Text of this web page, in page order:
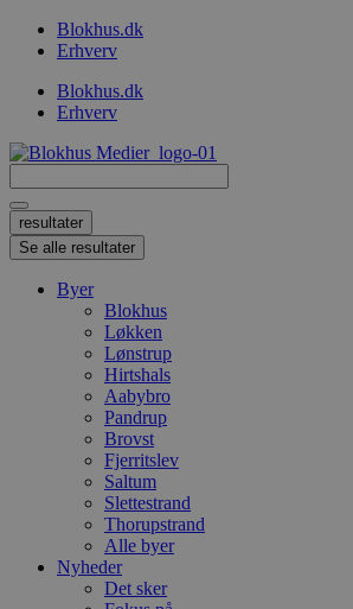
VidereBlokhus.dk
Erhverv
Blokhus.dk
Erhverv
...
resultater
Se alle resultater
Byer
Blokhus
Løkken
Lønstrup
Hirtshals
Aabybro
Pandrup
Brovst
Fjerritslev
Saltum
Slettestrand
Thorupstrand
Alle byer
Nyheder
Det sker